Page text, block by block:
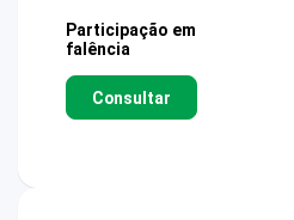
Participação em
falência
Consultar